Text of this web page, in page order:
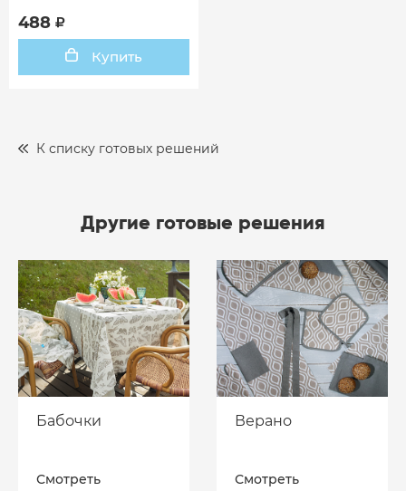
488
Купить
К списку готовых решений
Другие готовые решения
Бабочки
Смотреть
Верано
Смотреть